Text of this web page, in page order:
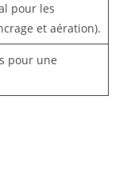
pour les
et aération).
pour une